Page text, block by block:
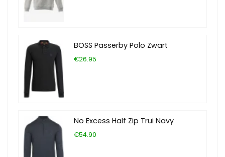
BOSS Passerby Polo Zwart
€26.95
No Excess Half Zip Trui Navy
€54.90